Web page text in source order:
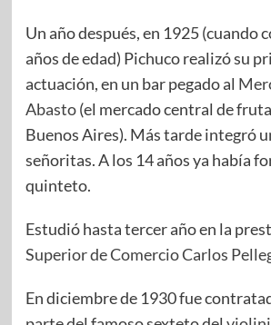
Un año después, en 1925 (cuando
años de edad) Pichuco realizó su
actuación, en un bar pegado al
Abasto(el mercado central de
Buenos Aires). Más tarde integró
señoritas. A los 14 años ya había
quinteto.
Estudió hasta tercer año en la
Superior de Comercio Carlos
En diciembre de 1930 fue